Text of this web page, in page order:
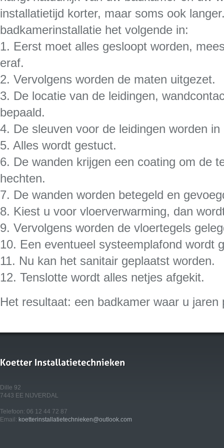
installatietijd korter, maar soms ook
badkamerinstallatie het volgende in:
1. Eerst moet alles gesloopt worden,
eraf.
2. Vervolgens worden de maten uitgezet.
3. De locatie van de leidingen,
bepaald.
4. De sleuven voor de leidingen worden
5. Alles wordt gestuct.
6. De wanden krijgen een coating om de
hechten.
7. De wanden worden betegeld en
8. Kiest u voor vloerverwarming, dan
9. Vervolgens worden de vloertegels
10. Een eventueel systeemplafond wordt
11. Nu kan het sanitair geplaatst worden.
12. Tenslotte wordt alles netjes afgekit.
Het resultaat: een badkamer waar u jaren
Dille 92
7443 EE NIJVERDAL
Telefoon: 06 12 44 72 87
Email: koetterinstallatietechnieken@outlook.com